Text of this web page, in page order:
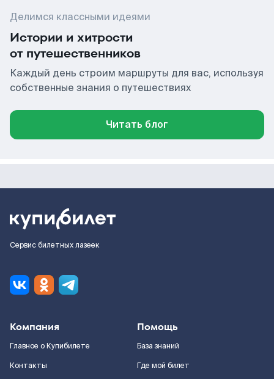
Делимся классными идеями
Истории и хитрости
от путешественников
Каждый день строим маршруты для вас, используя
собственные знания о путешествиях
Читать блог
Сервис билетных лазеек
Компания
Главное о Купибилете
Контакты
Помощь
База знаний
Где мой билет